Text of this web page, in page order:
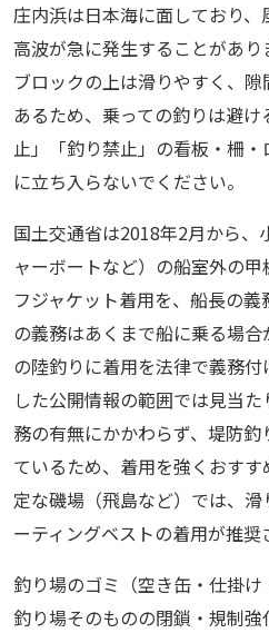
庄内浜は日本海に面しており
高波が急に発生することがあ
ブロックの上は滑りやすく、
あるため、乗っての釣りは避
止」「釣り禁止」の看板・柵
に立ち入らないでください。
国土交通省は2018年2月から、
ャーボートなど）の船室外の
フジャケット着用を、船長の
の義務はあくまで船に乗る場
の陸釣りに着用を法律で義務
した公開情報の範囲では見当
務の有無にかかわらず、堤防
ているため、着用を強くおす
定な磯場（飛島など）では、
ーティングベストの着用が推奨
釣り場のゴミ（空き缶・仕掛け
釣り場そのものの閉鎖・規制